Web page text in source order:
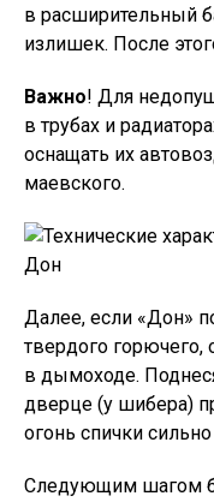
в расширительный
излишек. После
Важно! Для
в трубах и
оснащать их
маевского.
Далее, если «Дон»
твердого
в дымоходе.
дверце (у шибера)
огонь спички
Следующим шагом